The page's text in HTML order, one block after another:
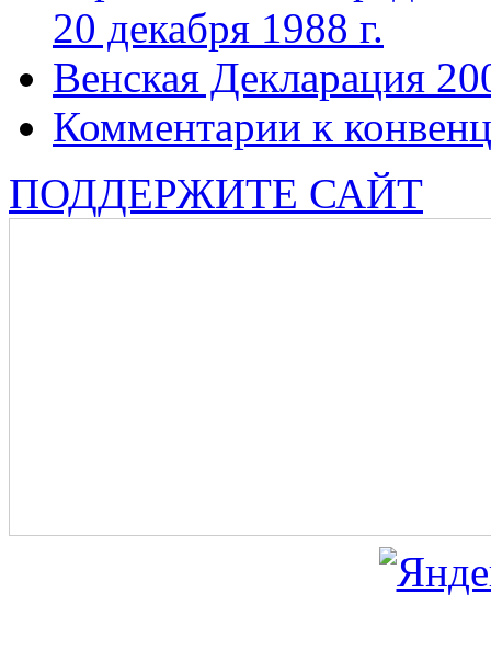
20 декабря 1988 г.
Венская Декларация
Комментарии к
ПОДДЕРЖИТЕ САЙТ